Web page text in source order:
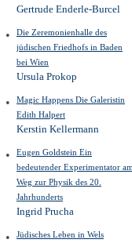
Gertrude Enderle-Burcel
Die Zeremonienhalle des
jüdischen Friedhofs in Baden
bei Wien
Ursula Prokop
Magic Happens Die Galeristin
Edith Halpert
Kerstin Kellermann
Eugen Goldstein Ein
bedeutender Experimentator am
Weg zur Physik des 20.
Jahrhunderts
Ingrid Prucha
Jüdisches Leben in Wels